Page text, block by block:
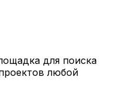
для поиска
любой